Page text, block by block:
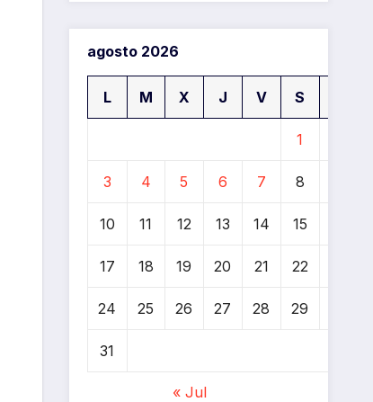
agosto 2026
L M X J V S
1
3 4 5 6 7 8
10 11 12 13 14 15
17 18 19 20 21 22
24 25 26 27 28 29
31
« Jul